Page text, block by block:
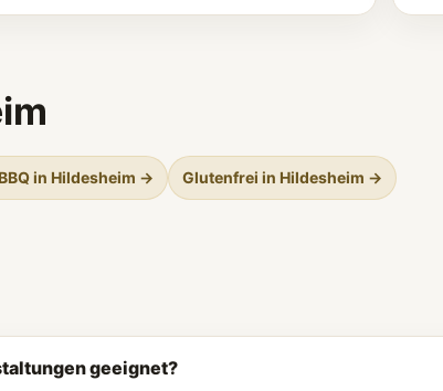
in Hildesheim → Glutenfrei in Hildesheim →
geeignet?